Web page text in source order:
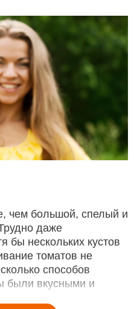
чем большой, спелый и
даже
бы нескольких кустов
томатов не
способов
были вкусными и